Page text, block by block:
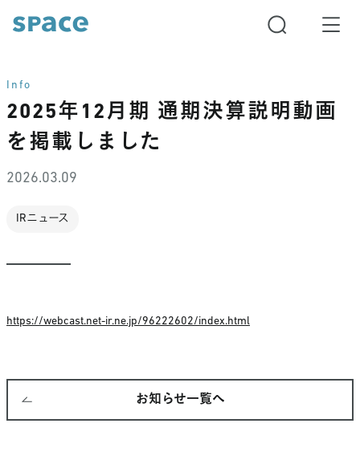
Info
2025年12月期 通期決算説明動画
を掲載しました
2026.03.09
IRニュース
https://webcast.net-ir.ne.jp/96222602/index.html
お知らせ一覧へ